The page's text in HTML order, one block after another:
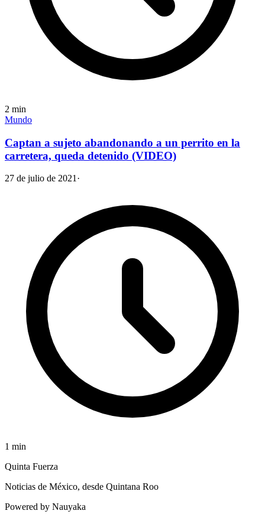
2 min
Mundo
Captan a sujeto abandonando a un perrito en la
carretera, queda detenido (VIDEO)
27 de julio de 2021·
1 min
Quinta Fuerza
Noticias de México, desde Quintana Roo
Powered by Nauyaka